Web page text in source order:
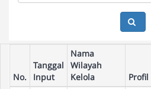
No.
Tanggal
Input
Nama
Wilayah
Kelola
Profil